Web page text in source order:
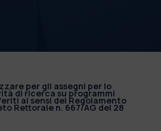
per gli assegni per lo
di ricerca su programmi
ai sensi del Regolamento
Rettorale n. 667/AG del 28